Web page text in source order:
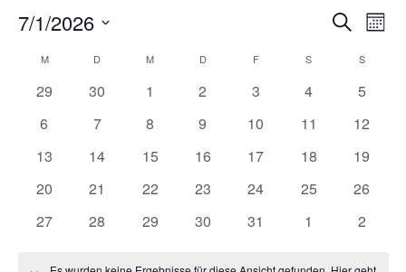
UND
Suche
Monat
7/1/2026
wählen.
KALENDER
VON
VERANSTALTUNGEN
MMONTAG D DIENSTAGM MITTWOCH
DDONNERSTAG
FFREITAG S SAMSTAGS
0
29
0
30
0
1
0
2
0
3
0
4
0
5
0
6
0
7
0
8
0
9
0
10
0
11
0
12
0
13
0
14
0
15
0
16
0
17
0
18
0
19
0
20
0
21
0
22
0
23
0
24
0
25
0
26
0
27
0
28
0
29
0
30
0
31
0
1
0
2